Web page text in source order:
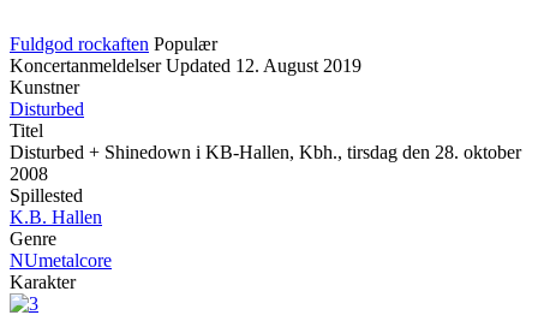
Fuldgod rockaften Populær
Koncertanmeldelser Updated 12. August 2019
Kunstner
Disturbed
Titel
Disturbed + Shinedown i KB-Hallen, Kbh., tirsdag den 28. oktober
2008
Spillested
K.B. Hallen
Genre
NUmetalcore
Karakter